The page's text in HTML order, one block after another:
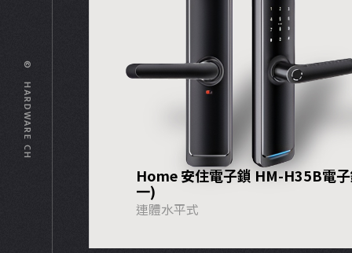
© HARDWARE CH
Home 安住電子鎖 HM-H35B電
一)
連體水平式